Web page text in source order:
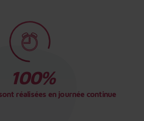
réalisées en journée continue